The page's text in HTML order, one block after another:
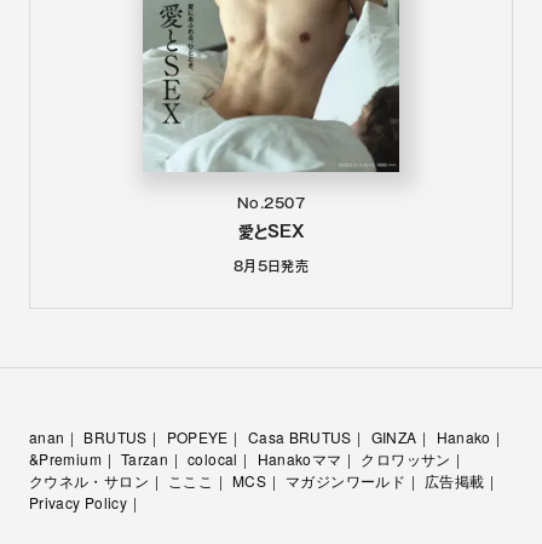
No.2507
愛とSEX
8月5日発売
anan BRUTUS POPEYE Casa BRUTUS GINZA
Hanako
&Premium
Tarzan colocal Hanakoママ
クロワッサン
クウネル・サロン
こここ MCS マガジンワールド
広告掲載
Privacy Policy